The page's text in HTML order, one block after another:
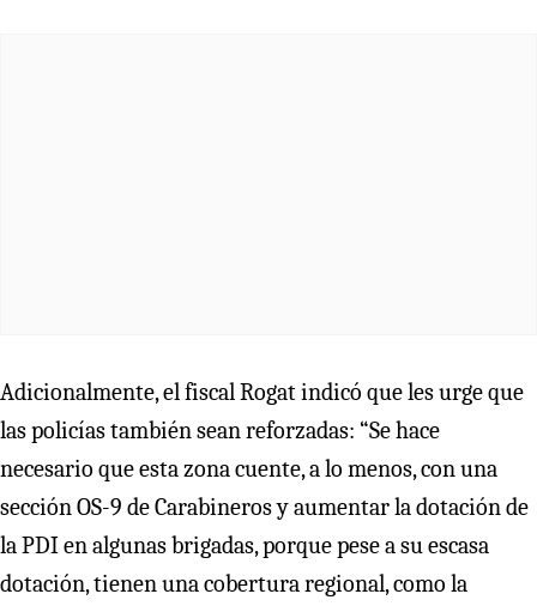
Adicionalmente, el fiscal Rogat indicó que les urge que
las policías también sean reforzadas: “Se hace
necesario que esta zona cuente, a lo menos, con una
sección OS-9 de Carabineros y aumentar la dotación de
la PDI en algunas brigadas, porque pese a su escasa
dotación, tienen una cobertura regional, como la